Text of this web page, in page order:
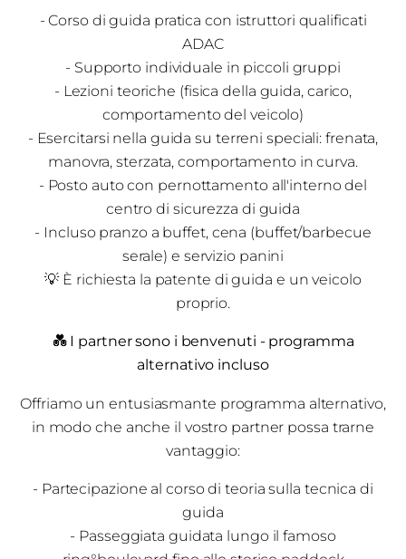
- Corso di guida pratica con istruttori qualificati
ADAC
- Supporto individuale in piccoli gruppi
- Lezioni teoriche (fisica della guida, carico,
comportamento del veicolo)
- Esercitarsi nella guida su terreni speciali: frenata,
manovra, sterzata, comportamento in curva.
- Posto auto con pernottamento all'interno del
centro di sicurezza di guida
- Incluso pranzo a buffet, cena (buffet/barbecue
serale) e servizio panini
💡 È richiesta la patente di guida e un veicolo
proprio.
💑 I partner sono i benvenuti - programma
alternativo incluso
Offriamo un entusiasmante programma alternativo,
in modo che anche il vostro partner possa trarne
vantaggio:
- Partecipazione al corso di teoria sulla tecnica di
guida
- Passeggiata guidata lungo il famoso